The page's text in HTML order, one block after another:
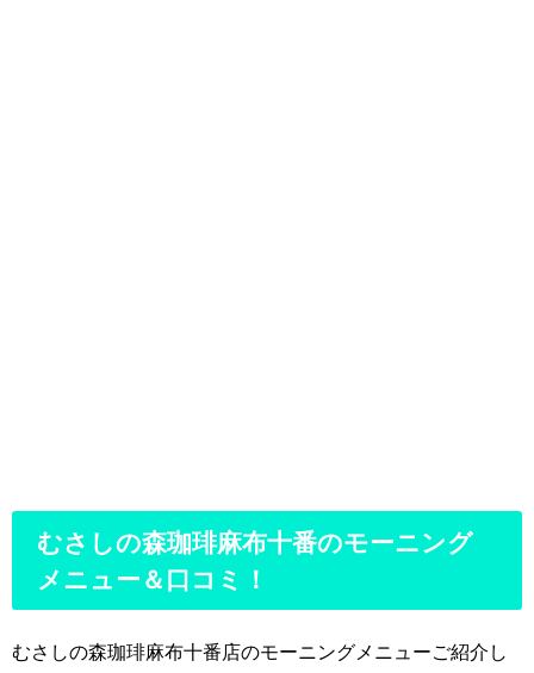
むさしの森珈琲麻布十番のモーニング
メニュー＆口コミ！
むさしの森珈琲麻布十番店のモーニングメニューご紹介し